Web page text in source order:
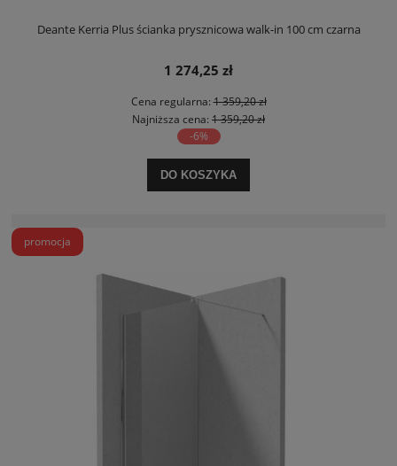
Deante Kerria Plus ścianka prysznicowa walk-in 100 cm czarna
1 274,25 zł
Cena regularna:1 359,20 zł
Najniższa cena: 1 359,20 zł
-6%
DO KOSZYKA
promocja